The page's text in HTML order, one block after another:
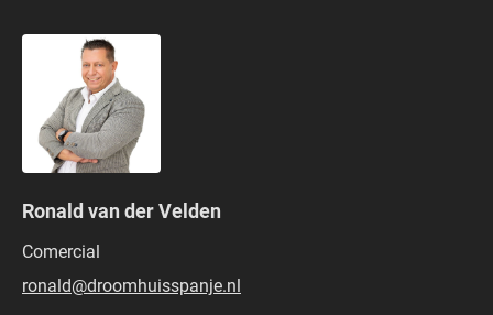
Ronald van der Velden
Comercial
ronald@droomhuisspanje.nl